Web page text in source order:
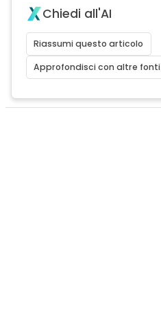
Chiedi all'AI
Riassumi questo articolo
Approfondisci con altre fonti